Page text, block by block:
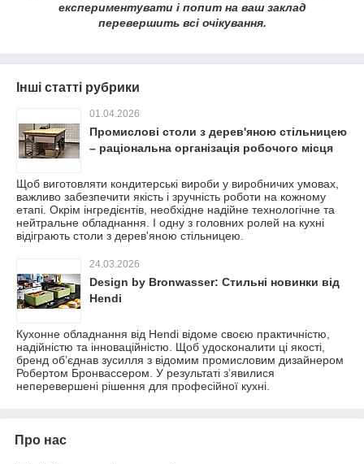
експериментувати і попит на ваш заклад
перевершить всі очікування.
Інші статті рубрики
01.04.2026
Промислові столи з дерев'яною стільницею
– раціональна організація робочого місця
Щоб виготовляти кондитерські вироби у виробничих умовах,
важливо забезпечити якість і зручність роботи на кожному
етапі. Окрім інгредієнтів, необхідне надійне технологічне та
нейтральне обладнання. І одну з головних ролей на кухні
відіграють столи з дерев'яною стільницею.
24.03.2026
Design by Bronwasser: Стильні новинки від
Hendi
Кухонне обладнання від Hendi відоме своєю практичністю,
надійністю та інноваційністю. Щоб удосконалити ці якості,
бренд об’єднав зусилля з відомим промисловим дизайнером
Робертом Бронвассером. У результаті з’явилися
неперевершені рішення для професійної кухні.
Про нас